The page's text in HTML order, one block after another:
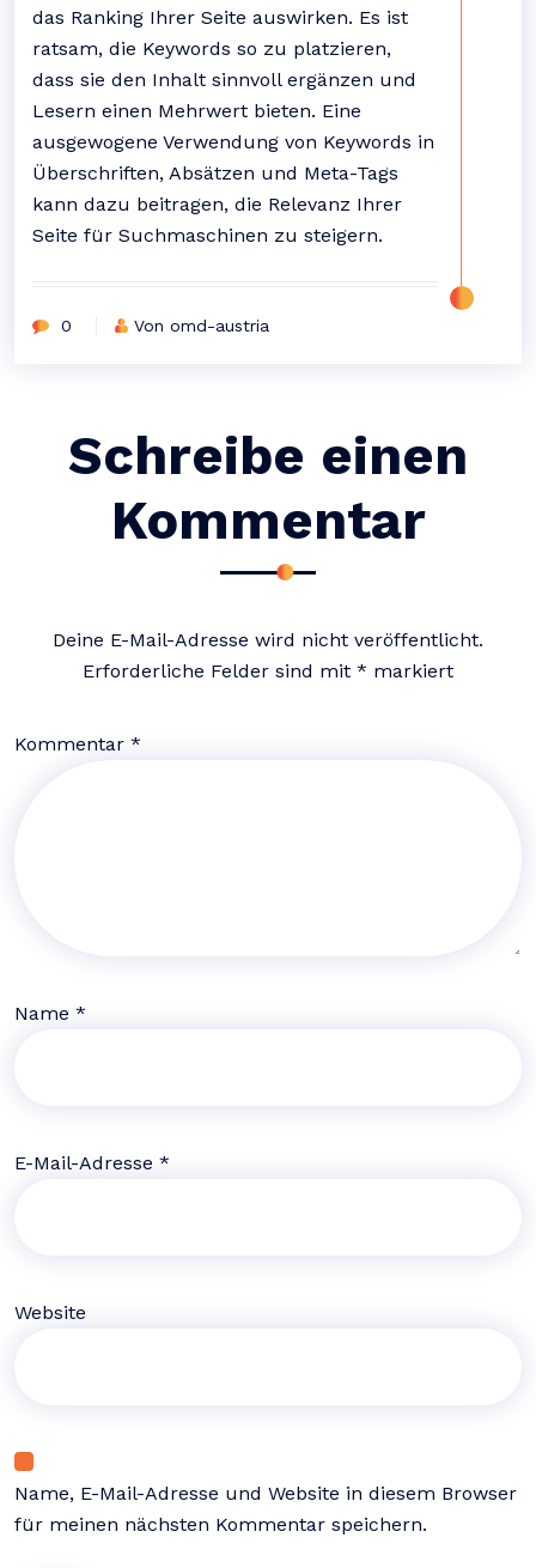
das Ranking Ihrer Seite auswirken. Es ist
ratsam, die Keywords so zu platzieren,
dass sie den Inhalt sinnvoll ergänzen und
Lesern einen Mehrwert bieten. Eine
ausgewogene Verwendung von Keywords in
Überschriften, Absätzen und Meta-Tags
kann dazu beitragen, die Relevanz Ihrer
Seite für Suchmaschinen zu steigern.
0 Von omd-austria
Schreibe einen
Kommentar
Deine E-Mail-Adresse wird nicht veröffentlicht.
Erforderliche Felder sind mit * markiert
Kommentar *
Name *
E-Mail-Adresse *
Website
Name, E-Mail-Adresse und Website in diesem Browser
für meinen nächsten Kommentar speichern.